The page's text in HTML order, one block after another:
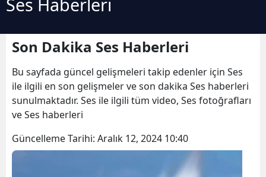
Son Dakika Ses Haberleri
Bu sayfada güncel gelişmeleri takip edenler için Ses
ile ilgili en son gelişmeler ve son dakika Ses haberleri
sunulmaktadır. Ses ile ilgili tüm video, Ses fotoğrafları
ve Ses haberleri
Güncelleme Tarihi: Aralık 12, 2024 10:40